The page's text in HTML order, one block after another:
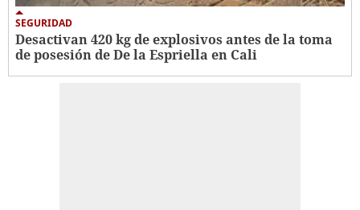
SEGURIDAD
Desactivan 420 kg de explosivos antes de la toma
de posesión de De la Espriella en Cali